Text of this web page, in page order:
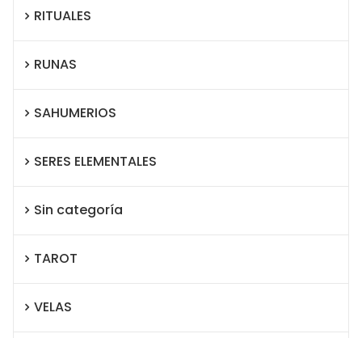
RITUALES
RUNAS
SAHUMERIOS
SERES ELEMENTALES
Sin categoría
TAROT
VELAS